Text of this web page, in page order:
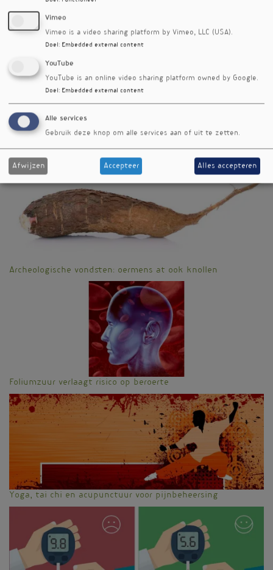
17:100818.
Nieuwsbriefartikel
Onderzoek
Joost Meeusen
Editienummer
309
Archeologische vondsten: oermens at ook knollen
Foliumzuur verlaagt risico op beroerte
Yoga, tai chi en acupunctuur voor pijnbeheersing
Vimeo
Vimeo is a video sharing platform by Vimeo, LLC (USA).
Doel : Embedded external content
YouTube
YouTube is an online video sharing platform owned by Google.
Doel : Embedded external content
Alle services
Gebruik deze knop om alle services aan of uit te zetten.
Afwijzen Accepteer Alles accepteren